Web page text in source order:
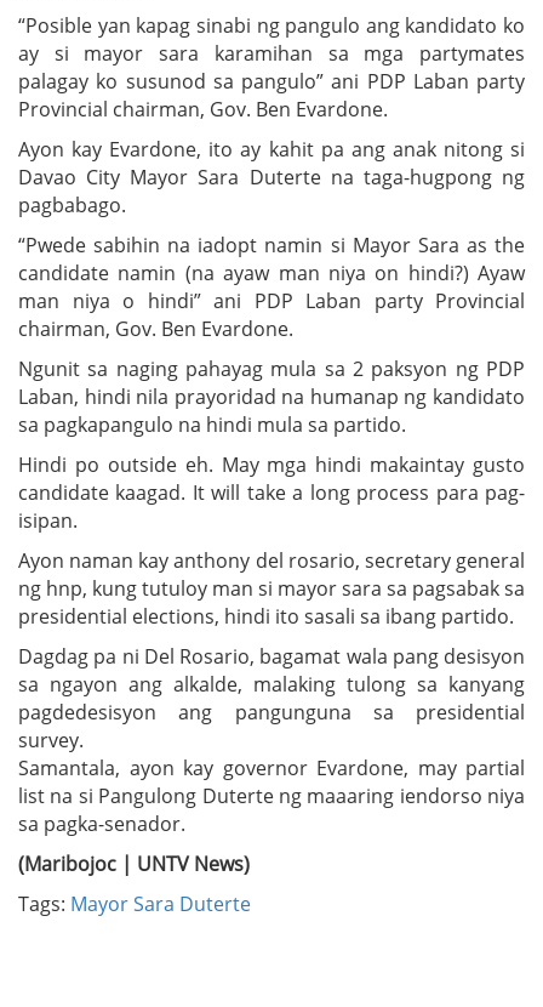
“Posible yan kapag sinabi ng pangulo ang kandidato ko
ay si mayor sara karamihan sa mga partymates
palagay ko susunod sa pangulo” ani PDP Laban party
Provincial chairman, Gov. Ben Evardone.
Ayon kay Evardone, ito ay kahit pa ang anak nitong si
Davao City Mayor Sara Duterte na taga-hugpong ng
pagbabago.
“Pwede sabihin na iadopt namin si Mayor Sara as the
candidate namin (na ayaw man niya on hindi?) Ayaw
man niya o hindi” ani PDP Laban party Provincial
chairman, Gov. Ben Evardone.
Ngunit sa naging pahayag mula sa 2 paksyon ng PDP
Laban, hindi nila prayoridad na humanap ng kandidato
sa pagkapangulo na hindi mula sa partido.
Hindi po outside eh. May mga hindi makaintay gusto
candidate kaagad. It will take a long process para pag-
isipan.
Ayon naman kay anthony del rosario, secretary general
ng hnp, kung tutuloy man si mayor sara sa pagsabak sa
presidential elections, hindi ito sasali sa ibang partido.
Dagdag pa ni Del Rosario, bagamat wala pang desisyon
sa ngayon ang alkalde, malaking tulong sa kanyang
pagdedesisyon ang pangunguna sa presidential
survey.
Samantala, ayon kay governor Evardone, may partial
list na si Pangulong Duterte ng maaaring iendorso niya
sa pagka-senador.
(Maribojoc | UNTV News)
Tags: Mayor Sara Duterte